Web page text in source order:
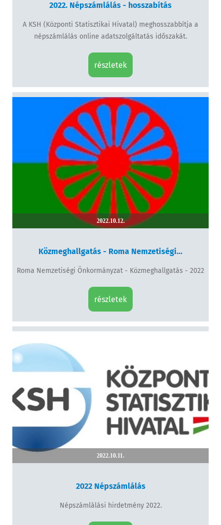
2022. Népszámlálás - hosszabítás
A KSH (Központi Statisztikai Hivatal) meghosszabbítja a
népszámlálás online adatszolgáltatás időszakát.
részletek
2022.10.12.
Közmeghallgatás - Roma Nemzetiségi...
Roma Nemzetiségi Önkormányzat - Közmeghallgatás - 2022
részletek
2022.10.11.
2022 Népszámlálás
Népszámlálási hirdetmény 2022.